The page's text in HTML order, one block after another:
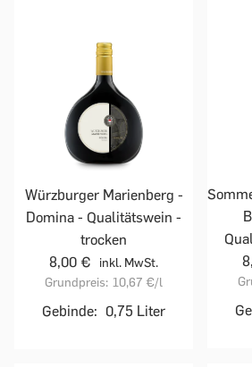
Würzburger Marienberg -
Domina - Qualitätswein -
trocken
8,00 €
inkl. MwSt.
Grundpreis: 10,67 €/l
Gebinde: 0,75 Liter